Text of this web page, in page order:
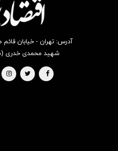
آدرس: تهران - خیابان قائم
شهید محمدی خدری